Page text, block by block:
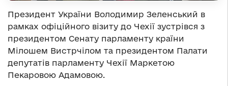
Президент України Володимир Зеленський в
рамках офіційного візиту до Чехії зустрівся з
президентом Сенату парламенту країни
Мілошем Вистрчілом та президентом Палати
депутатів парламенту Чехії Маркетою
Пекаровою Адамовою.